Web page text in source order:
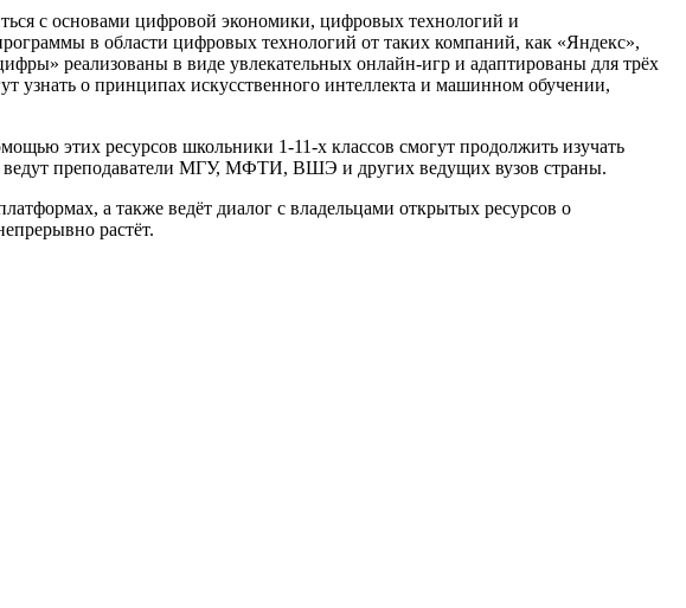
с основами цифровой экономики, цифровых технологий и
в области цифровых технологий от таких компаний, как «Яндекс»,
реализованы в виде увлекательных онлайн-игр и адаптированы для трёх
о принципах искусственного интеллекта и машинном обучении,
этих ресурсов школьники 1-11-х классов смогут продолжить изучать
ведут преподаватели МГУ, МФТИ, ВШЭ и других ведущих вузов страны.
а также ведёт диалог с владельцами открытых ресурсов о
растёт.